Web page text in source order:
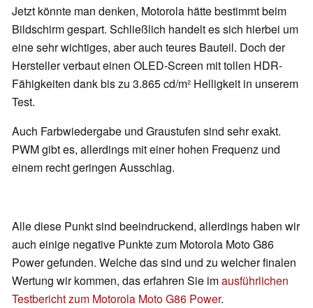
Jetzt könnte man denken, Motorola hätte bestimmt beim
Bildschirm gespart. Schließlich handelt es sich hierbei um
eine sehr wichtiges, aber auch teures Bauteil. Doch der
Hersteller verbaut einen OLED-Screen mit tollen HDR-
Fähigkeiten dank bis zu 3.865 cd/m² Helligkeit in unserem
Test.
Auch Farbwiedergabe und Graustufen sind sehr exakt.
PWM gibt es, allerdings mit einer hohen Frequenz und
einem recht geringen Ausschlag.
Alle diese Punkt sind beeindruckend, allerdings haben wir
auch einige negative Punkte zum Motorola Moto G86
Power gefunden. Welche das sind und zu welcher finalen
Wertung wir kommen, das erfahren Sie imausführlichen
Testbericht zum Motorola Moto G86 Power.